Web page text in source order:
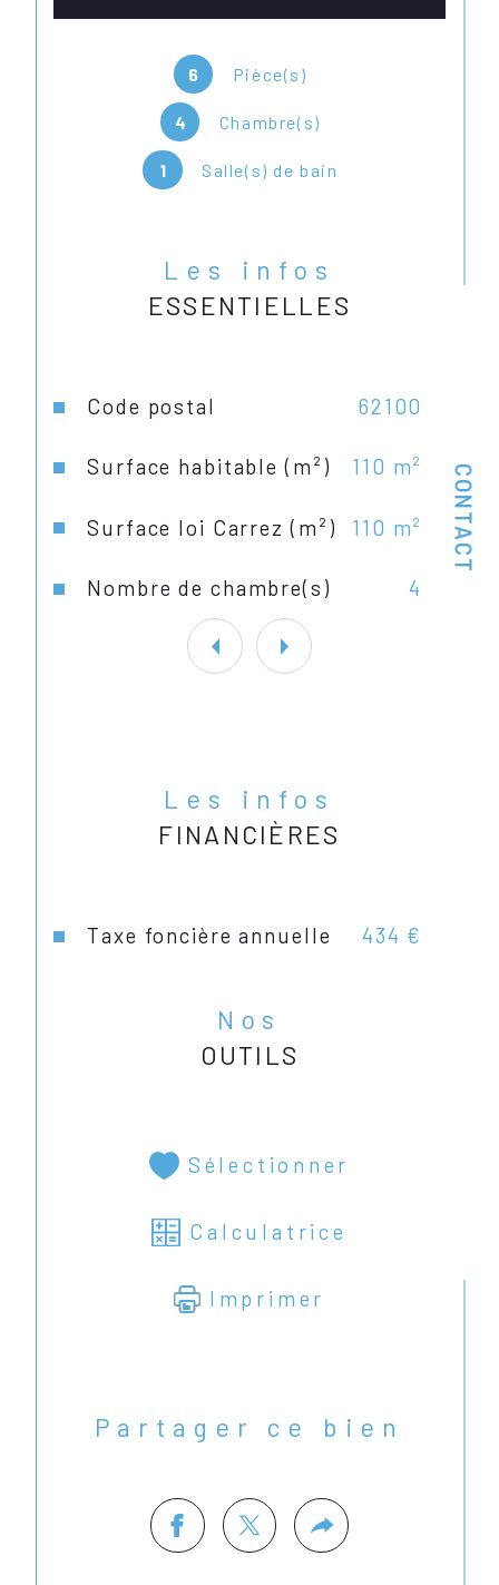
CONTACT
6 Pièce(s)
4 Chambre(s)
1 Salle(s) de bain
Les infos
ESSENTIELLES
Caractéristiques Valeurs
Code postal 62100
Surface habitable (m²) 110 m²
Surface loi Carrez (m²) 110 m²
Nombre de chambre(s) 4
encore 2 belles chambres.
Les plus : aucun travaux à prévoir
et superbe jardin de 100m².
Plus de biens sur notre site
Les infos
FINANCIÈRES
Taxe foncière annuelle 434 €
Nos
OUTILS
Sélectionner
Calculatrice
Imprimer
Partager ce bien